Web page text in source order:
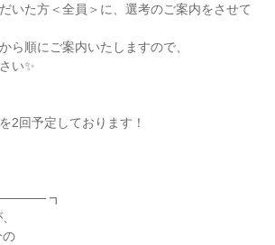
いた方＜全員＞に、選考のご案内をさせて
ら順にご案内いたしますので、
い✨
2回予定しております！
┓